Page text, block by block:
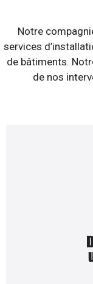
Notre
services
de bâtiments.
de nos